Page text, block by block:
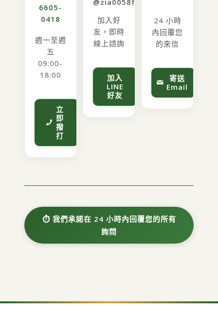
6605-
0418
週一至週
五
09:00-
18:00
立
即
撥
打
加入好
友，即時
線上諮詢
加入
LINE
好友
24 小時
內回覆您
的來信
寄送
Email
⏱ 我們承諾在 24 小時內回覆您的所有
詢問